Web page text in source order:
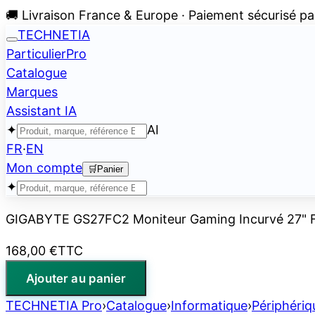
🚚 Livraison France & Europe · Paiement sécurisé
TECHNETIA
ParticulierPro
Catalogue
Marques
Assistant IA
✦
AI
FR·EN
Mon compte
🛒 Panier
✦
GIGABYTE GS27FC2 Moniteur Gaming Incurvé
168,00 €TTC
Ajouter au panier
TECHNETIA Pro›Catalogue›Informatique›